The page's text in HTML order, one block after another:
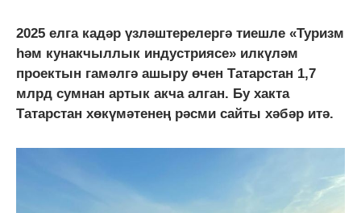
2025 елга кадәр үзләштерелергә тиешле «Туризм
һәм кунакчыллык индустриясе» илкүләм
проектын гамәлгә ашыру өчен Татарстан 1,7
млрд сумнан артык акча алган. Бу хакта
Татарстан хөкүмәтенең рәсми сайты хәбәр итә.